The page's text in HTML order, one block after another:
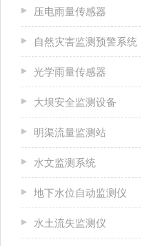
压电雨量传感器
自然灾害监测预警系统
光学雨量传感器
大坝安全监测设备
明渠流量监测站
水文监测系统
地下水位自动监测仪
水土流失监测仪